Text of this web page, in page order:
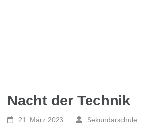
Nacht der Technik
21. März 2023 Sekundarschule